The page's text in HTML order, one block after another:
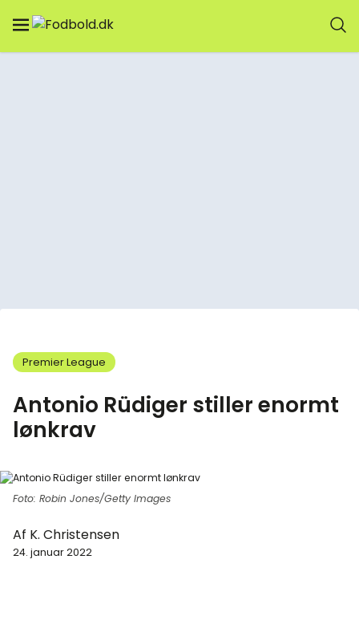
Premier League
Antonio Rüdiger stiller enormt
lønkrav
Foto: Robin Jones/Getty Images
Af K. Christensen
24. januar 2022